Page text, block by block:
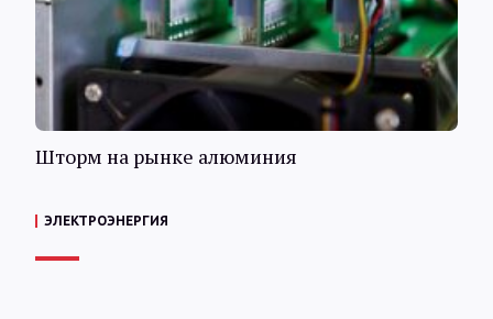
Шторм на рынке алюминия
ЭЛЕКТРОЭНЕРГИЯ